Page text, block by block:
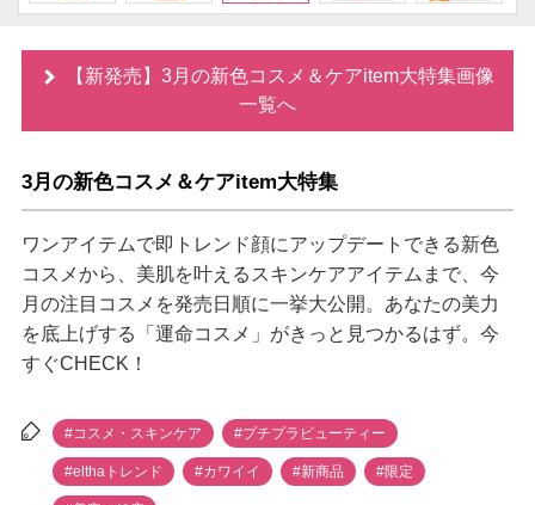
【新発売】3月の新色コスメ＆ケアitem大特集画像
一覧へ
3月の新色コスメ＆ケアitem大特集
ワンアイテムで即トレンド顔にアップデートできる新色
コスメから、美肌を叶えるスキンケアアイテムまで、今
月の注目コスメを発売日順に一挙大公開。あなたの美力
を底上げする「運命コスメ」がきっと見つかるはず。今
すぐCHECK！
#コスメ・スキンケア #プチプラビューティー
#elthaトレンド #カワイイ #新商品 #限定